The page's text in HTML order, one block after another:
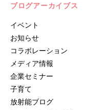
ブログアーカイブス
イベント
お知らせ
コラボレーション
メディア情報
企業セミナー
子育て
放射能ブログ